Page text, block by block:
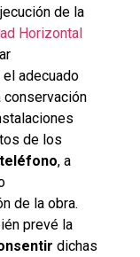
de la
Horizontal
el adecuado
conservación
de los
, a
de la obra.
prevé la
dichas